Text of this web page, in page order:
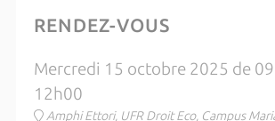
RENDEZ-VOUS
Mercredi 15 octobre 2025 de
12h00
Amphi Ettori, UFR Droit Eco, Campus